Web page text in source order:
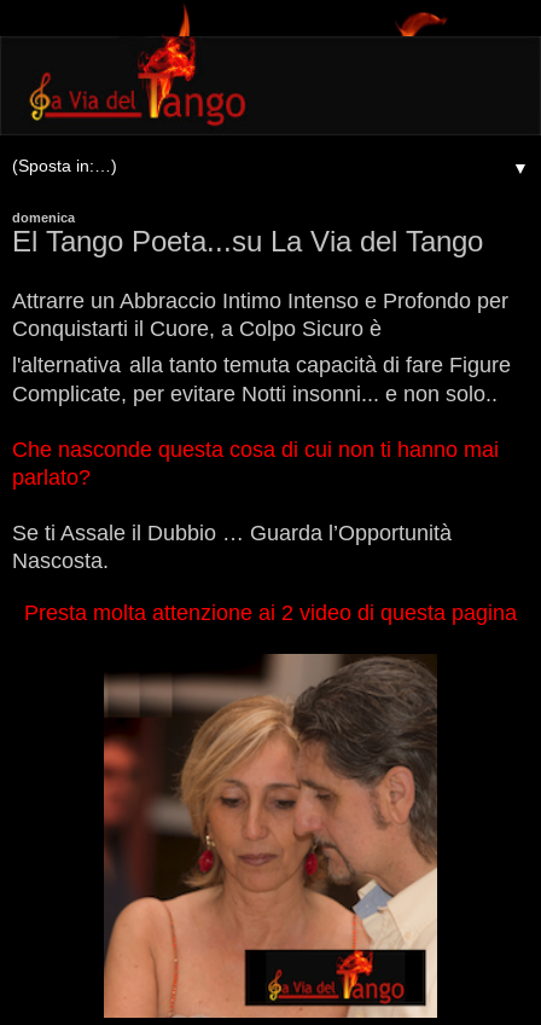
▼
domenica
El Tango Poeta...su La Via del Tango
Attrarre un Abbraccio Intimo Intenso e Profondo per
Conquistarti il Cuore, a Colpo Sicuro è
l'alternativa alla tanto temuta capacità di fare Figure
Complicate, per evitare Notti insonni... e non solo..
Che nasconde questa cosa di cui non ti hanno mai
parlato?
Se ti Assale il Dubbio … Guarda l’Opportunità
Nascosta.
Presta molta attenzione ai 2 video di questa pagina